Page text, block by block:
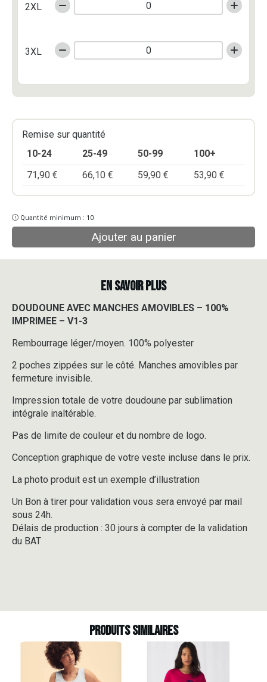
2XL
3XL
Remise sur quantité
10-24
25-49 50-99
100+
71,90 € 66,10 € 59,90 € 53,90 €
Quantité minimum : 10
Ajouter au panier
EN SAVOIR PLUS
DOUDOUNE AVEC MANCHES AMOVIBLES – 100%
IMPRIMEE – V1-3
Rembourrage léger/moyen. 100% polyester
2 poches zippées sur le côté. Manches amovibles par
fermeture invisible.
Impression totale de votre doudoune par sublimation
intégrale inaltérable.
Pas de limite de couleur et du nombre de logo.
Conception graphique de votre veste incluse dans le prix.
La photo produit est un exemple d’illustration
Un Bon à tirer pour validation vous sera envoyé par mail
sous 24h.
Délais de production : 30 jours à compter de la validation
du BAT
Produits similaires